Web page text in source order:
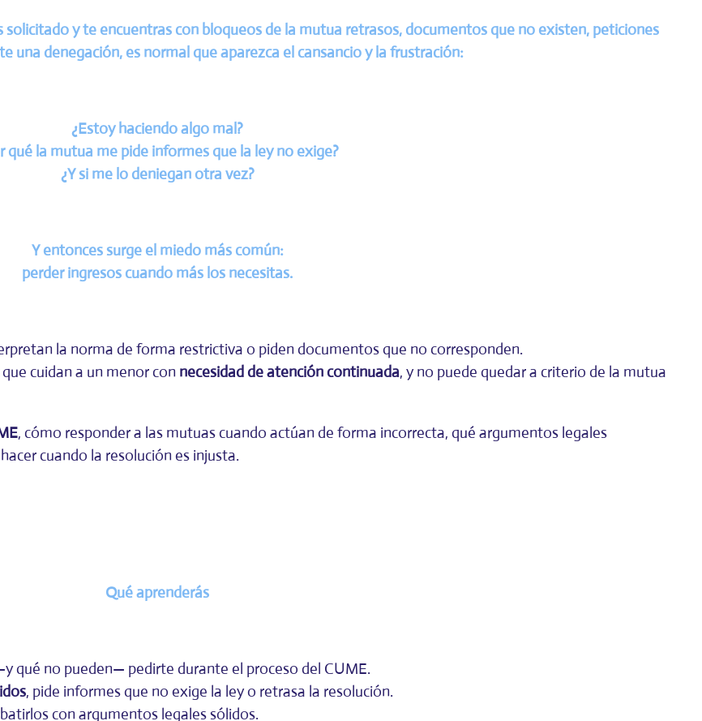
y te encuentras con bloqueos de la mutua retrasos, documentos que no existen, peticiones
una denegación, es normal que aparezca el cansancio y la frustración:
¿Estoy haciendo algo mal?
qué la mutua me pide informes que la ley no exige?
¿Y si me lo deniegan otra vez?
Y entonces surge el miedo más común:
perder ingresos cuando más los necesitas.
la norma de forma restrictiva o piden documentos que no corresponden.
cuidan a un menor con necesidad de atención continuada, y no puede quedar a criterio de la mutua
, cómo responder a las mutuas cuando actúan de forma incorrecta, qué argumentos legales
cuando la resolución es injusta.
Qué aprenderás
qué no pueden— pedirte durante el proceso del CUME.
, pide informes que no exige la ley o retrasa la resolución.
con argumentos legales sólidos.